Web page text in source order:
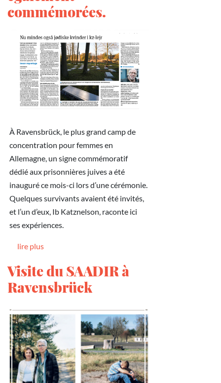
commémorées.
À Ravensbrück, le plus grand camp de
concentration pour femmes en
Allemagne, un signe commémoratif
dédié aux prisonnières juives a été
inauguré ce mois-ci lors d’une cérémonie.
Quelques survivants avaient été invités,
et l’un d’eux, Ib Katznelson, raconte ici
ses expériences.
lire plus
Visite du SAADIR à
Ravensbrück